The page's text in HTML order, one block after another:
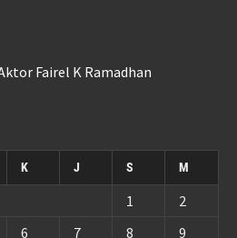
Fairel K Ramadhan
K J S M
1
2
6 7 8
9